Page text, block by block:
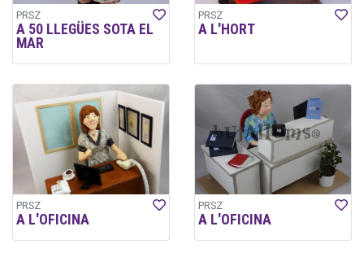
PRSZ
A 50 LLEGÜES SOTA EL
MAR
PRSZ
A L'HORT
PRSZ
A L'OFICINA
PRSZ
A L'OFICINA